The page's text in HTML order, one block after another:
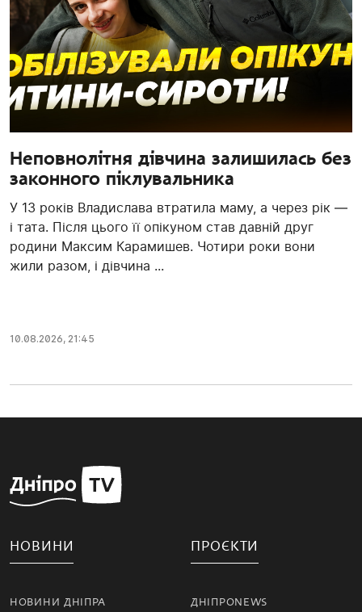
Неповнолітня дівчина залишилась без
законного піклувальника
У 13 років Владислава втратила маму, а через рік —
і тата. Після цього її опікуном став давній друг
родини Максим Карамишев. Чотири роки вони
жили разом, і дівчина ...
10.08.2026, 21:45
НОВИНИ
НОВИНИ ДНІПРА
ПРОЄКТИ
ДНІПРОNEWS